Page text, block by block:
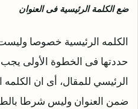
ضع الكلمة الرئيسية فى العنوان
الكلمه الرئيسية خصوصا
حددتها فى الخطوة الأولى يجب
الرئيسي للمقال، أى ان الكلمه
ضمن العنوان وليس شرطا